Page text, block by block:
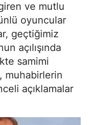
ve mutlu
oyuncular
geçtiğimiz
açılışında
samimi
muhabirlerin
açıklamalar